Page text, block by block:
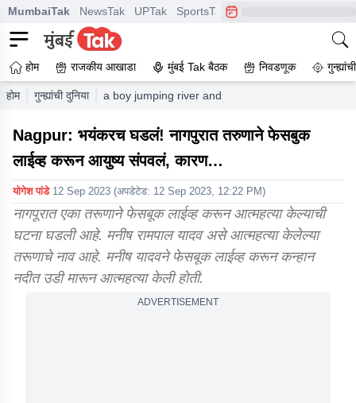
MumbaiTak NewsTak UPTak SportsTak CrimeTak
होम राजकीय आखाडा मुंबई Tak बैठक निवडणूक
होम गुन्ह्यांची दुनिया a boy jumping river and commit suicide nagpur
Nagpur: भयंकरच घडलं! नागपुरात तरुणाने फेसबुक
लाईव्ह करून आयुष्य संपवलं, कारण…
योगेश पांडे 12 Sep 2023 (अपडेटेड: 12 Sep 2023, 12:22 PM)
नागपूरात एका तरूणाने फेसबूक लाईव्ह करून आत्महत्या केल्याची
घटना घडली आहे. मनीष रामपाल यादव असे आत्महत्या केलेल्या
तरूणाचे नाव आहे. मनीष यादवने फेसबूक लाईव्ह करून कन्हान
नदीत उडी मारून आत्महत्या केली होती.
ADVERTISEMENT